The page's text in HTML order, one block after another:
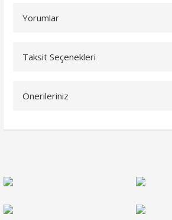
Yorumlar
Taksit Seçenekleri
Önerileriniz
Ürün resmi kalitesiz, bozuk veya
Ürün açıklamasında eksik bilgiler